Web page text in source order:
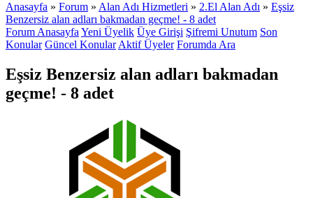
Anasayfa » Forum » Alan Adı Hizmetleri » 2.El Alan Adı » Eşsiz
Benzersiz alan adları bakmadan geçme! - 8 adet
Forum Anasayfa Yeni Üyelik Üye Girişi Şifremi Unutum Son
Konular Güncel Konular Aktif Üyeler Forumda Ara
Eşsiz Benzersiz alan adları bakmadan
geçme! - 8 adet